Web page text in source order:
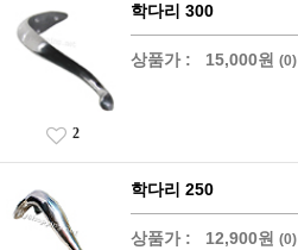
학다리 300
상품가 : 15,000원 (0)
2
학다리 250
상품가 : 12,900원 (0)